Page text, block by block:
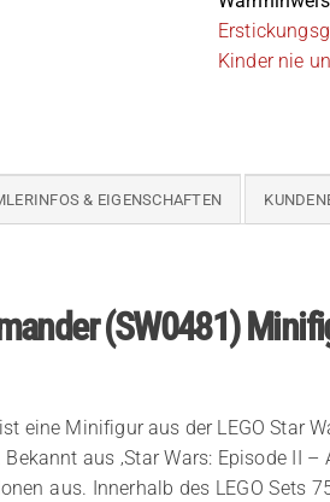
Kinder nie
& EIGENSCHAFTEN
(SW0481)
eine Minifigur aus der LEGO Star
aus ‚Star Wars: Episode II
aus. Innerhalb des LEGO Sets